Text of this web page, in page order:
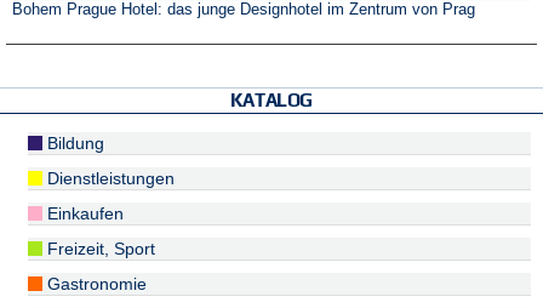
Bohem Prague Hotel: das junge Designhotel im Zentrum von Prag
KATALOG
Bildung
Dienstleistungen
Einkaufen
Freizeit, Sport
Gastronomie